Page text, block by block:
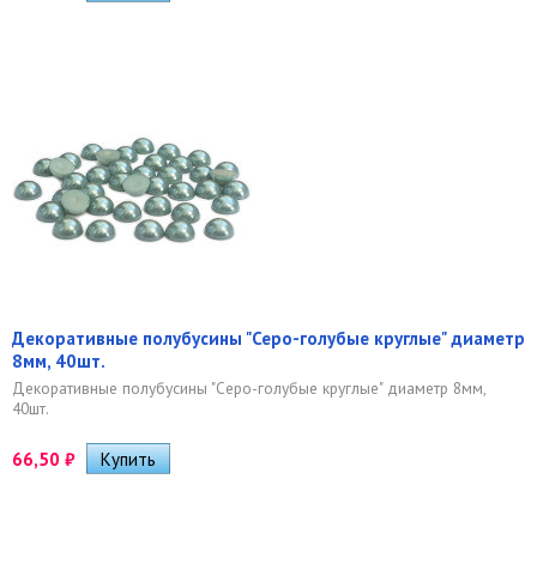
Декоративные полубусины "Серо-голубые круглые" диаметр
8мм, 40шт.
Декоративные полубусины "Серо-голубые круглые" диаметр 8мм,
40шт.
66,50 ₽